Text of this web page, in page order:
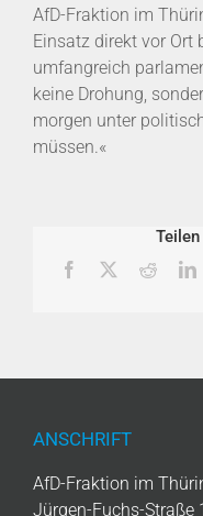
AfD-Fraktion im
Einsatz direkt vor Ort
umfangreich
keine Drohung,
morgen unter
müssen.«
Facebook Reddit
ANSCHRIFT
AfD-Fraktion im
Jürgen-Fuchs-Straße